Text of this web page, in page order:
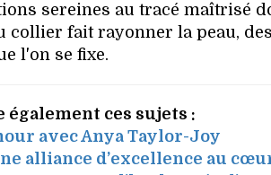
sereines au tracé maîtrisé
collier fait rayonner la peau,
l'on se fixe.
également ces sujets :
avec Anya Taylor-Joy
alliance d’excellence au